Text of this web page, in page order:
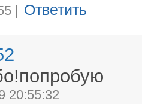
| Ответить
20:55:32